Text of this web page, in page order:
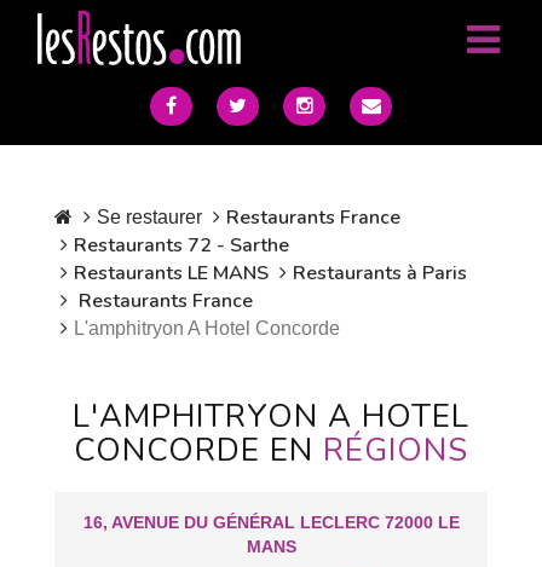
Se restaurer
Restaurants France
Restaurants 72 - Sarthe
Restaurants LE MANS
Restaurants à Paris
Restaurants France
L'amphitryon A Hotel Concorde
L'AMPHITRYON A HOTEL
CONCORDE EN RÉGIONS
16, AVENUE DU GÉNÉRAL LECLERC 72000 LE
MANS